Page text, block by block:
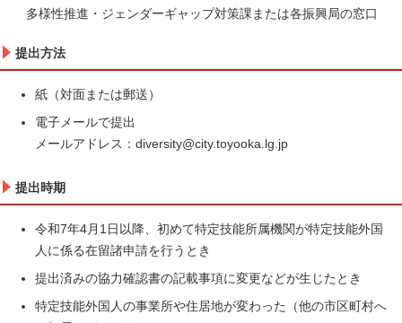
多様性推進・ジェンダーギャップ対策課または各振興局の窓口
提出方法
紙（対面または郵送）
電子メールで提出
メールアドレス：diversity@city.toyooka.lg.jp
提出時期
令和7年4月1日以降、初めて特定技能所属機関が特定技能外国
人に係る在留諸申請を行うとき
提出済みの協力確認書の記載事項に変更などが生じたとき
特定技能外国人の事業所や住居地が変わった（他の市区町村へ